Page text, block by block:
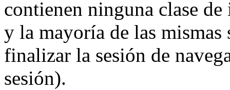
contienen ninguna clase
y la mayoría de las
finalizar la sesión de
sesión).